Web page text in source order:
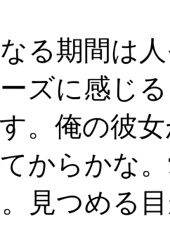
る期間は
ズに感じ
。俺の彼
からかな
見つめる